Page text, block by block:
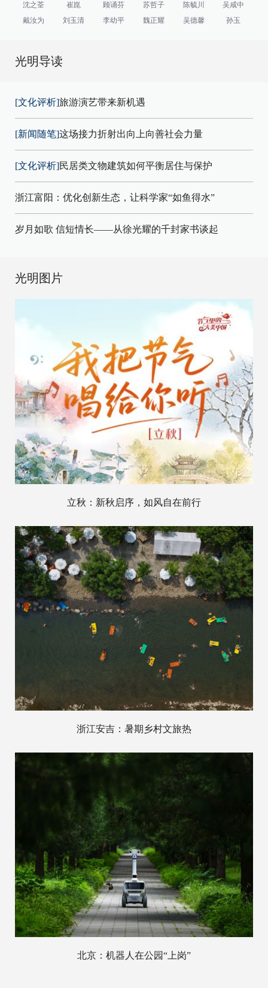
沈之荃 崔崑 顾诵芬 苏哲子 陈毓川
吴咸中
戴汝为
刘玉清 李幼平 魏正耀 吴德馨 孙玉
光明导读
[文化评析]旅游演艺带来新机遇
[新闻随笔]这场接力折射出向上向善社会力量
[文化评析]民居类文物建筑如何平衡居住与保护
浙江富阳：优化创新生态，让科学家“如鱼得水”
岁月如歌 信短情长——从徐光耀的千封家书谈起
光明图片
立秋：新秋启序，如风自在前行
浙江安吉：暑期乡村文旅热
北京：机器人在公园“上岗”